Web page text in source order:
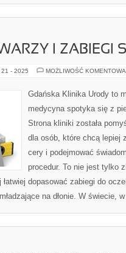
I ZABIEGI
21 - 2025 MOŻLIWOŚĆ
Gdańska Klinika Urody to
medycyna spotyka się z
Strona kliniki została
dla osób, które chcą lepiej
cery i podejmować
procedur. To nie jest tylko
dopasować zabiegi do
na dłonie. W świecie,